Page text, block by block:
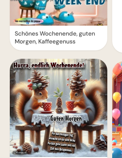
Schönes Wochenende, guten
Morgen, Kaffeegenuss